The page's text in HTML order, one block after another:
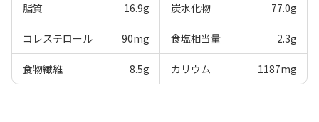
脂質 16.9g 炭水化物 77.0g
コレステロール 90mg 食塩相当量 2.3g
食物繊維 8.5g カリウム 1187mg